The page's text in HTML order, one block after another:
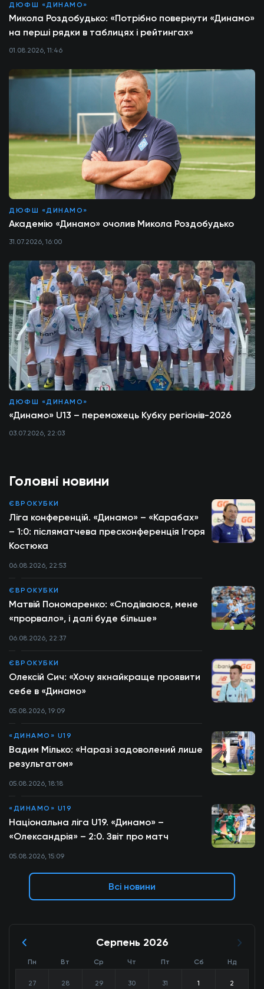
Головні новини
ЄВРОКУБКИ
Ліга конференцій. «Динамо» – «Карабах»
– 1:0: післяматчева пресконференція Ігоря
Костюка
06.08.2026, 22:53
ЄВРОКУБКИ
Матвій Пономаренко: «Сподіваюся, мене
«прорвало», і далі буде більше»
06.08.2026, 22:37
ЄВРОКУБКИ
Олексій Сич: «Хочу якнайкраще проявити
себе в «Динамо»
05.08.2026, 19:09
«ДИНАМО» U19
Вадим Мілько: «Наразі задоволений лише
результатом»
05.08.2026, 18:18
«ДИНАМО» U19
Національна ліга U19. «Динамо» –
«Олександрія» – 2:0. Звіт про матч
05.08.2026, 15:09
Всі новини
Серпень 2026
Пн Вт Ср Чт Пт Сб Нд
27 28 29 30 31 1 2
ДЮФШ «ДИНАМО»
Микола Роздобудько: «Потрібно повернути «Динамо»
на перші рядки в таблицях і рейтингах»
01.08.2026, 11:46
ДЮФШ «ДИНАМО»
Академію «Динамо» очолив Микола Роздобудько
31.07.2026, 16:00
ДЮФШ «ДИНАМО»
«Динамо» U13 – переможець Кубку регіонів-2026
03.07.2026, 22:03